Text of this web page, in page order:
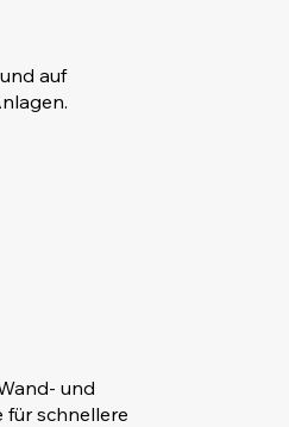
auf
und
für schnellere